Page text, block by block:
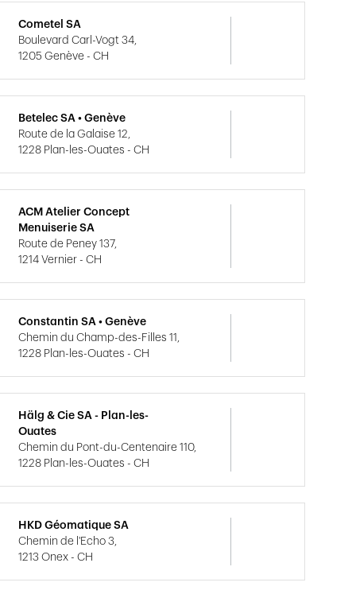
Cometel SA
Boulevard Carl-Vogt 34,
1205 Genève - CH
Betelec SA • Genève
Route de la Galaise 12,
1228 Plan-les-Ouates - CH
ACM Atelier Concept
Menuiserie SA
Route de Peney 137,
1214 Vernier - CH
Constantin SA • Genève
Chemin du Champ-des-Filles 11,
1228 Plan-les-Ouates - CH
Hälg & Cie SA - Plan-les-
Ouates
Chemin du Pont-du-Centenaire 110,
1228 Plan-les-Ouates - CH
HKD Géomatique SA
Chemin de l'Echo 3,
1213 Onex - CH